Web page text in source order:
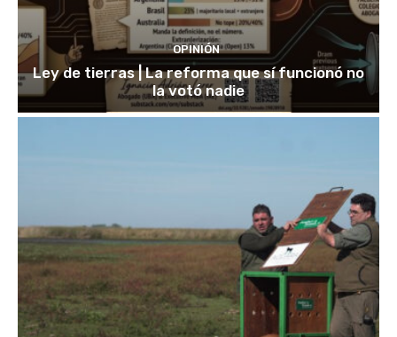
OPINIÓN
Ley de tierras | La reforma que sí funcionó no
la votó nadie